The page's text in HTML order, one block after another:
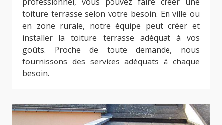
professionnel, vous pouvez faire créer une
toiture terrasse selon votre besoin. En ville ou
en zone rurale, notre équipe peut créer et
installer la toiture terrasse adéquat à vos
goûts. Proche de toute demande, nous
fournissons des services adéquats à chaque
besoin.